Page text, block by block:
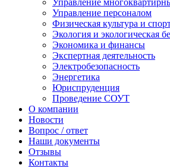
Управление
Управление персоналом
Физическая культура и
Экология и экологическая
Экономика и финансы
Экспертная деятельность
Электробезопасность
Энергетика
Юриспруденция
Проведение СОУТ
О компании
Новости
Вопрос / ответ
Наши документы
Отзывы
Контакты